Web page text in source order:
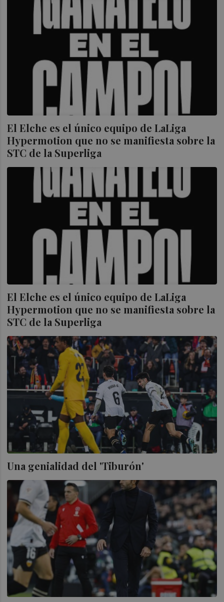
El Elche es el único equipo de LaLiga
Hypermotion que no se manifiesta sobre la
STC de la Superliga
El Elche es el único equipo de LaLiga
Hypermotion que no se manifiesta sobre la
STC de la Superliga
Una genialidad del 'Tiburón'